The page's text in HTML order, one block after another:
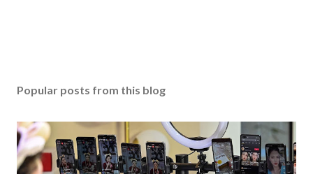
Popular posts from this blog